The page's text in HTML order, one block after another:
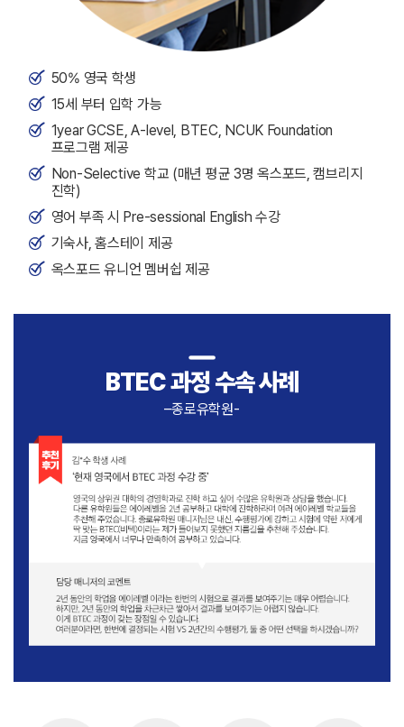
50% 영국 학생
15세 부터 입학 가능
1year GCSE, A-level, BTEC, NCUK Foundation
프로그램 제공
Non-Selective 학교 (매년 평균 3명 옥스포드, 캠브리지
진학)
영어 부족 시 Pre-sessional English 수강
기숙사, 홈스테이 제공
옥스포드 유니언 멤버쉽 제공
BTEC 과정 수속 사례
–종로유학원-